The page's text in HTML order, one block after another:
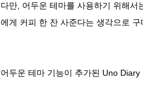
다만, 어두운 테마를 사용하기 위해
에게 커피 한 잔 사준다는 생각으로
어두운 테마 기능이 추가된 Uno